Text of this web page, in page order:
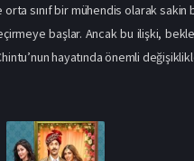
orta sınıf bir mühendis olarak
başlar. Ancak bu ilişki,
hayatında önemli